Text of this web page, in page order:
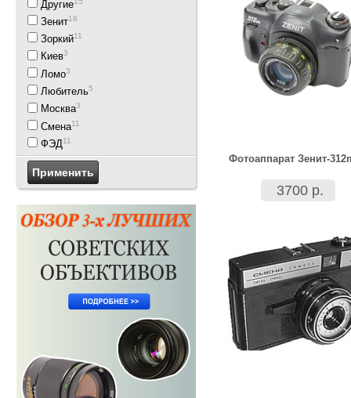
Другие
Зенит18
Зоркий11
Киев3
Ломо3
Любитель5
Москва3
Смена11
ФЭД11
Фотоаппарат Зенит-
3700 р.